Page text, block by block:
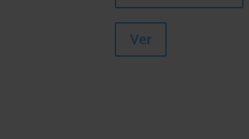
Ver